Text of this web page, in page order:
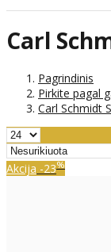
Carl
Pagrindinis
Pirkite pagal
Carl Schmidt
Akcija -23%